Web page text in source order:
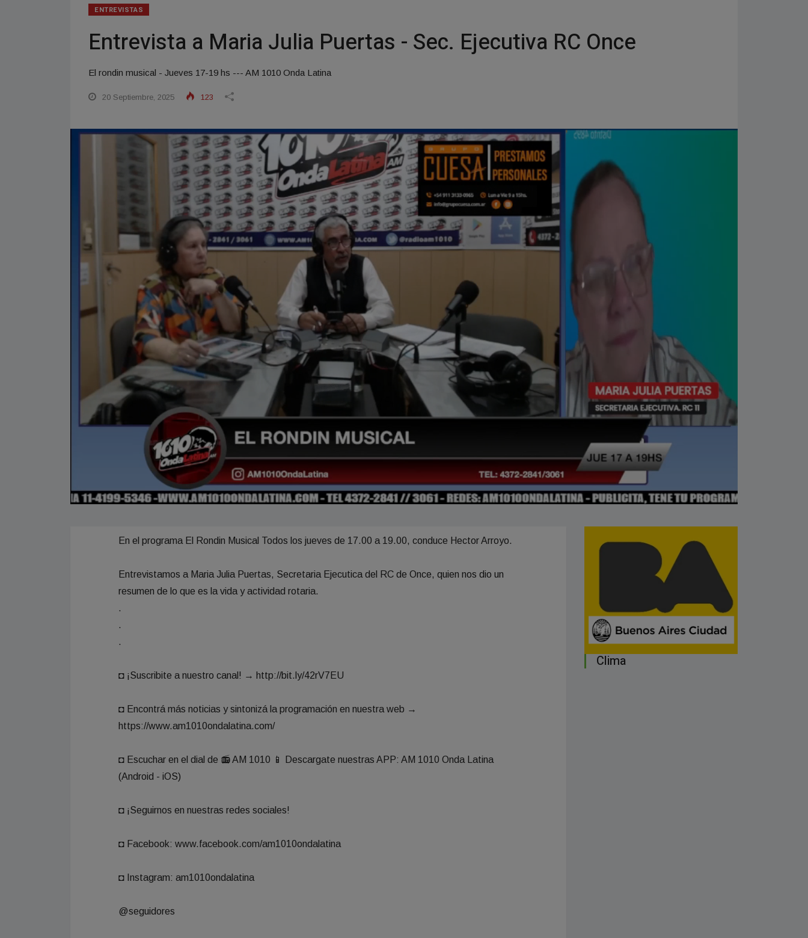
ENTREVISTAS
Entrevista a Maria Julia Puertas - Sec. Ejecutiva RC Once
El rondin musical - Jueves 17-19 hs --- AM 1010 Onda Latina
20 Septiembre, 2025 123
En el programa El Rondin Musical Todos los jueves de 17.00 a 19.00, conduce Hector Arroyo.
Entrevistamos a Maria Julia Puertas, Secretaria Ejecutica del RC de Once, quien nos dio un
resumen de lo que es la vida y actividad rotaria.
.
.
.
◘ ¡Suscribite a nuestro canal! → http://bit.ly/42rV7EU
◘ Encontrá más noticias y sintonizá la programación en nuestra web →
https://www.am1010ondalatina.com/
◘ Escuchar en el dial de 📻 AM 1010 📱 Descargate nuestras APP: AM 1010 Onda Latina
(Android - iOS)
◘ ¡Seguirnos en nuestras redes sociales!
◘ Facebook: www.facebook.com/am1010ondalatina
◘ Instagram: am1010ondalatina
@seguidores
Clima